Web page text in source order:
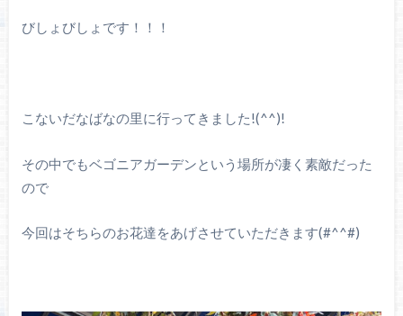
びしょびしょです！！！
こないだなばなの里に行ってきました!(^^)!
その中でもベゴニアガーデンという場所が凄く素敵だった
ので
今回はそちらのお花達をあげさせていただきます(#^^#)